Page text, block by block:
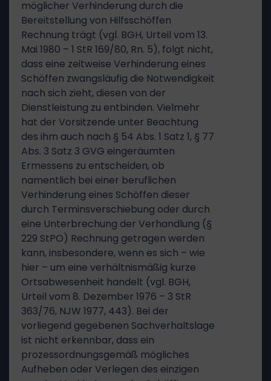
möglicher Verhinderung durch die
Bereitstellung von Hilfsschöffen
Rechnung trägt (vgl. BGH, Urteil vom 13.
Mai 1980 – 1 StR 169/80, Rn. 5), folgt nicht,
dass eine zeitweise Verhinderung eines
Schöffen zwangsläufig die Notwendigkeit
nach sich zieht, diesen von der
Dienstleistung zu entbinden. Vielmehr
hat der Vorsitzende unter Beachtung
des ihm auch nach § 54 Abs. 1 Satz 1, § 77
Abs. 3 Satz 3 GVG eingeräumten
Ermessens zu entscheiden, ob
namentlich bei einer beruflichen
Verhinderung eines Schöffen dieser
durch Terminsverschiebung oder durch
eine Unterbrechung der Verhandlung (§
229 StPO) Rechnung getragen werden
kann, insbesondere, wenn es sich – wie
hier – um eine verhältnismäßig kurze
Ortsabwesenheit handelt (vgl. BGH,
Urteil vom 8. Dezember 1976 – 3 StR
363/76, NJW 1977, 443). Bei der
vorliegend gegebenen Sachverhaltslage
ist nicht erkennbar, dass ein
prozessordnungsgemäß mögliches
Aufheben oder Verlegen des einzigen